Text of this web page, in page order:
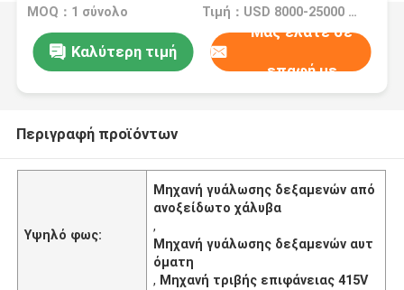
MOQ：1 σύνολο Τιμή：USD 8000-25000 Dollar per set
Καλύτερη τιμή
Μας ελάτε σε
επαφή με
Περιγραφή προϊόντων
Υψηλό φως:
Μηχανή γυάλωσης δεξαμενών από
ανοξείδωτο χάλυβα
,
Μηχανή γυάλωσης δεξαμενών αυτ
όματη
, Μηχανή τριβής επιφάνειας 415V